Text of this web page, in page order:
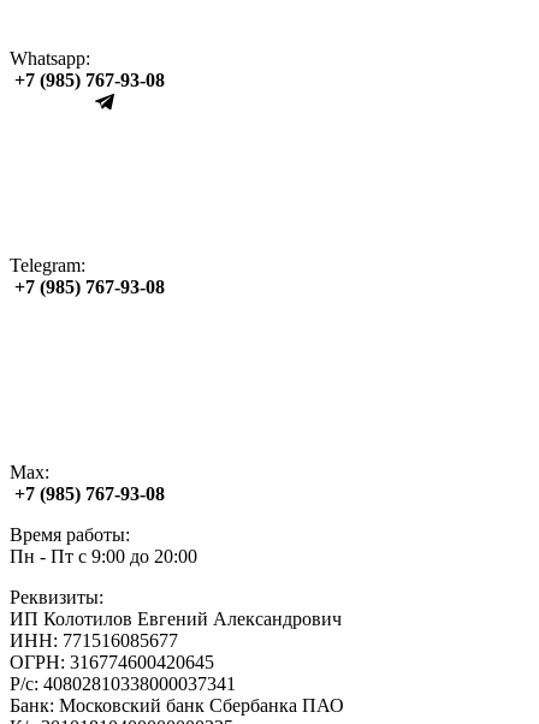
Whatsapp:
+7 (985) 767‑93‑08
Telegram:
+7 (985) 767‑93‑08
Max:
+7 (985) 767‑93‑08
Время работы:
Пн - Пт с 9:00 до 20:00
Реквизиты:
ИП Колотилов Евгений Александрович
ИНН: 771516085677
ОГРН: 316774600420645
Р/с: 40802810338000037341
Банк: Московский банк Сбербанка ПАО